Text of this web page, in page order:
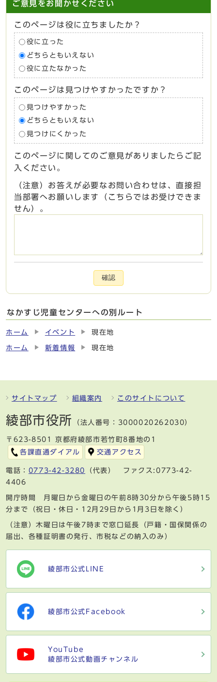
ご意見をお聞かせください
このページは役に立ちましたか？
役に立った
どちらともいえない
役に立たなかった
このページは見つけやすかったですか？
見つけやすかった
どちらともいえない
見つけにくかった
このページに関してのご意見がありましたらご記
入ください。
（注意）お答えが必要なお問い合わせは、直接担
当部署へお願いします（こちらではお受けできま
せん）。
確認
なかすじ児童センターへの別ルート
ホーム イベント 現在地
ホーム 新着情報 現在地
サイトマップ 組織案内 このサイトについて
綾部市役所 （法人番号：3000020262030）
〒623-8501 京都府綾部市若竹町8番地の1
各課直通ダイアル
交通アクセス
電話： 0773-42-3280
（代表） ファクス:0773-42-
4406
開庁時間 月曜日から金曜日の午前8時30分から午後5時15
分まで（祝日・休日・12月29日から1月3日を除く）
（注意）木曜日は午後7時まで窓口延長（戸籍・国保関係の
届出、各種証明書の発行、市税などの納入のみ）
綾部市公式LINE
綾部市公式Facebook
YouTube
綾部市公式動画チャンネル